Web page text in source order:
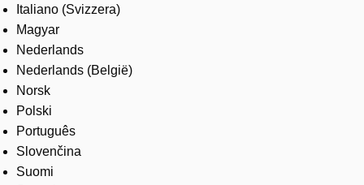
Italiano (Svizzera)
Magyar
Nederlands
Nederlands (België)
Norsk
Polski
Português
Slovenčina
Suomi